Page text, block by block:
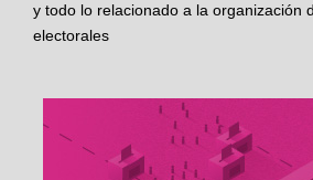
y todo lo relacionado a la organización
electorales